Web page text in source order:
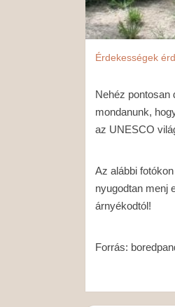
Érdekességek
Nehéz pontosan
mondanunk,
az UNESCO
Az alábbi
nyugodtan menj
árnyékodtól!
Forrás: